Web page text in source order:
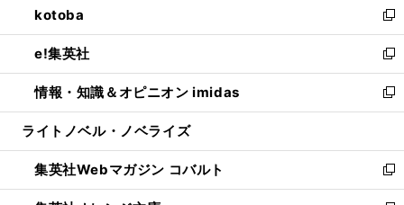
く
で
開
く
ド
ウ
で
開
く
ィ
ン
ド
ウ
で
開
い
ウ
ィ
ン
ド
ウ
開
く
kotoba
新
し
い
ウ
ィ
ン
ウ
で
開
e!集英社
新
し
い
ウ
ン
ド
ウ
情報・知識＆オピニオン imidas
新
し
ウ
ィ
ン
ライトノベル・ノベライズ
集英社Webマガジン コバルト
新
し